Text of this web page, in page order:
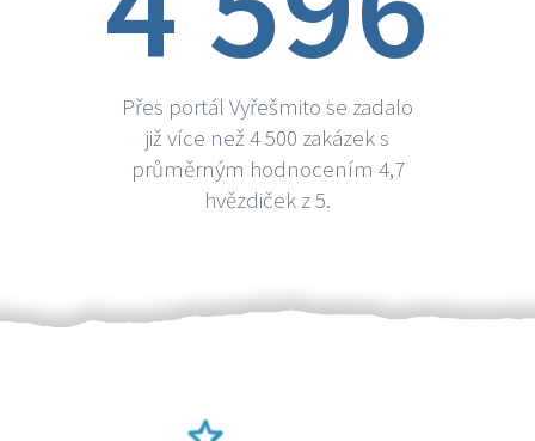
Přes portál Vyřešmito se zadalo
již více než 4 500 zakázek s
průměrným hodnocením 4,7
hvězdiček z 5.